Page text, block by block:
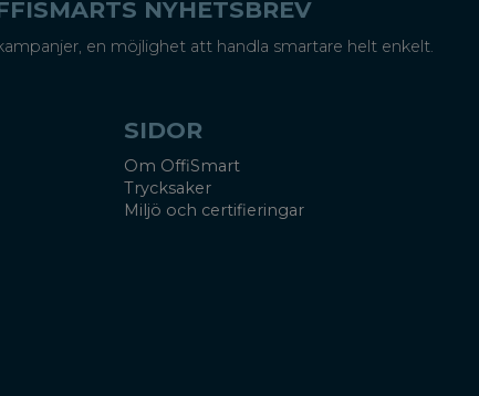
NYHETSBREV
en möjlighet att handla smartare helt enkelt.
SIDOR
Om OffiSmart
Trycksaker
Miljö och certifieringar